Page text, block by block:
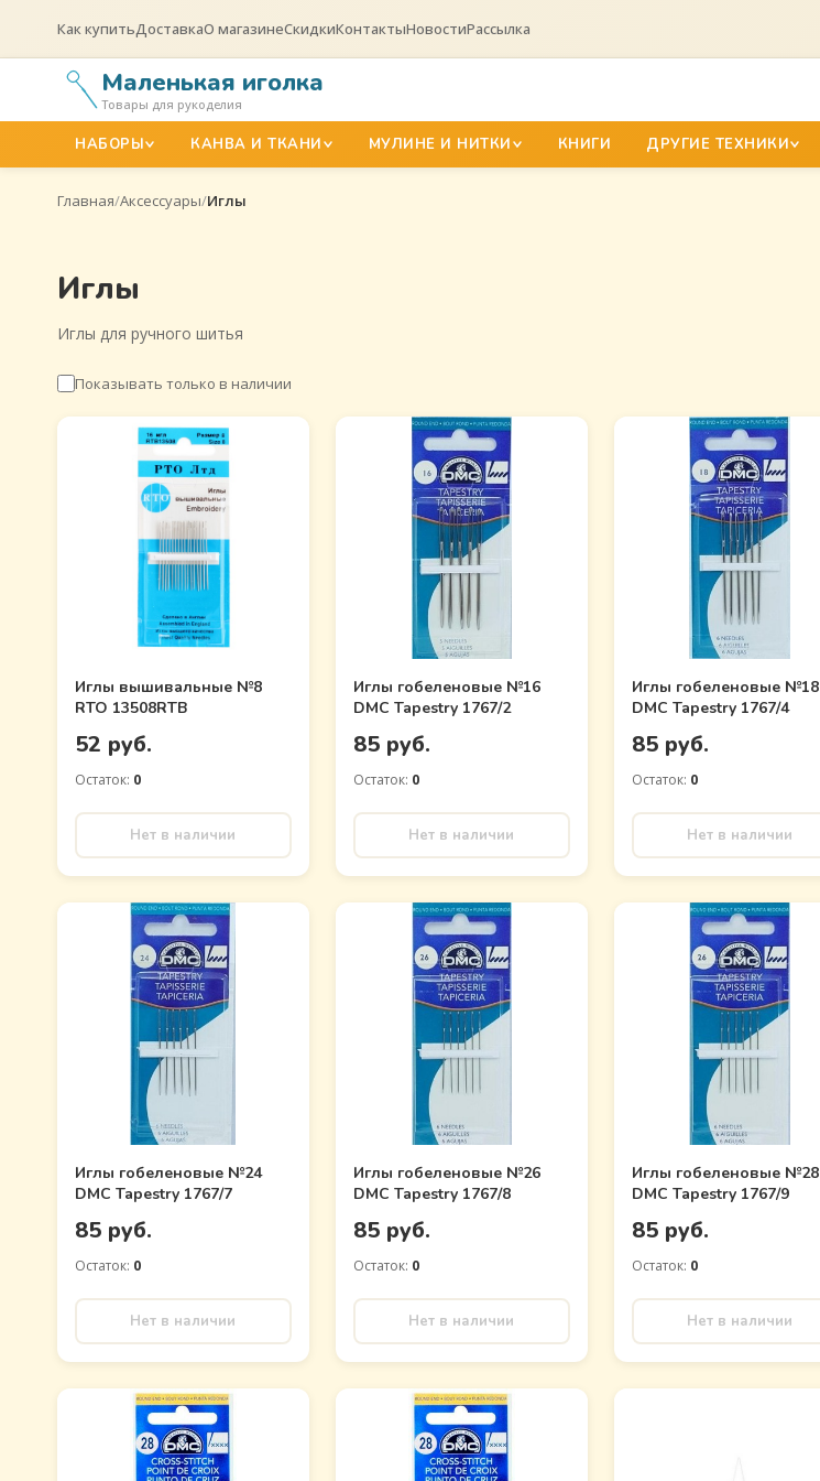
Как купитьДоставкаО магазинеСкидкиКонтактыНовостиРассылка
Маленькая иголка
Товары для рукоделия
НАБОРЫ КАНВА И ТКАНИ МУЛИНЕ И НИТКИ КНИГИ ДРУГИЕ ТЕХНИКИ
Главная/Аксессуары/Иглы
Иглы
Иглы для ручного шитья
Показывать только в наличии
Иглы вышивальные №8
RTO 13508RTB
52 руб.
Остаток: 0
Нет в наличии
Иглы гобеленовые №16
DMC Tapestry 1767/2
85 руб.
Остаток: 0
Нет в наличии
Иглы гобеленовые №18
DMC Tapestry 1767/4
85 руб.
Остаток: 0
Нет в наличии
Иглы гобеленовые №24
DMC Tapestry 1767/7
85 руб.
Остаток: 0
Нет в наличии
Иглы гобеленовые №26
DMC Tapestry 1767/8
85 руб.
Остаток: 0
Нет в наличии
Иглы гобеленовые №28
DMC Tapestry 1767/9
85 руб.
Остаток: 0
Нет в наличии